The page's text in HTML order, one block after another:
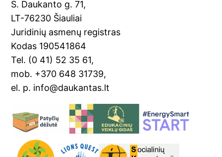
o
k
a
n
sl
at
e
S. Daukanto g. 71,
LT-76230 Šiauliai
Juridinių asmenų registras
Kodas 190541864
Tel. (0 41) 52 35 61,
mob. +370 648 31739,
el. p. info@daukantas.lt